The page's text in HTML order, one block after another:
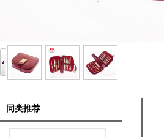
同类推荐